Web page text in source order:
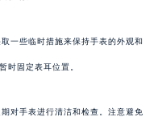
一些临时措施来保持手表的外观和
时固定表耳位置。
对手表进行清洁和检查。注意避免